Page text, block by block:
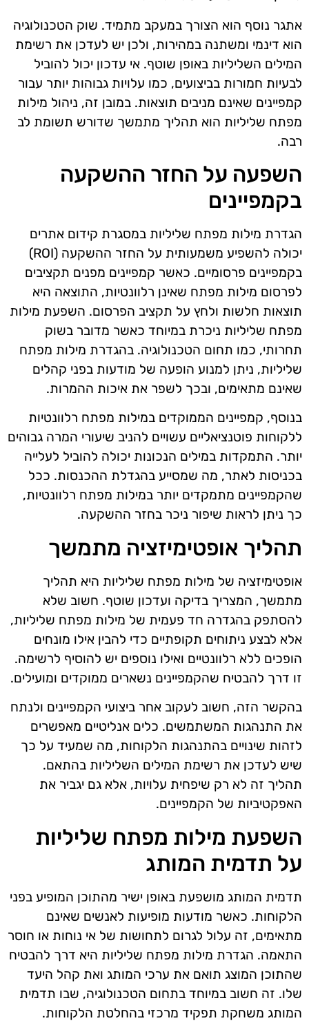
אתגר נוסף הוא הצורך במעקב מתמיד. שוק הטכנולוגיה
הוא דינמי ומשתנה במהירות, ולכן יש לעדכן את רשימת
המילים השליליות באופן שוטף. אי עדכון יכול להוביל
לבעיות חמורות בביצועים, כמו עלויות גבוהות יותר עבור
קמפיינים שאינם מניבים תוצאות. במובן זה, ניהול מילות
מפתח שליליות הוא תהליך מתמשך שדורש תשומת לב
רבה.
השפעה על החזר ההשקעה
בקמפיינים
הגדרת מילות מפתח שליליות במסגרת קידום אתרים
יכולה להשפיע משמעותית על החזר ההשקעה (ROI)
בקמפיינים פרסומיים. כאשר קמפיינים מפנים תקציבים
לפרסום מילות מפתח שאינן רלוונטיות, התוצאה היא
תוצאות חלשות ולחץ על תקציב הפרסום. השפעת מילות
מפתח שליליות ניכרת במיוחד כאשר מדובר בשוק
תחרותי, כמו תחום הטכנולוגיה. בהגדרת מילות מפתח
שליליות, ניתן למנוע הופעה של מודעות בפני קהלים
שאינם מתאימים, ובכך לשפר את איכות ההמרות.
בנוסף, קמפיינים הממוקדים במילות מפתח רלוונטיות
ללקוחות פוטנציאליים עשויים להניב שיעורי המרה גבוהים
יותר. התמקדות במילים הנכונות יכולה להוביל לעלייה
בכניסות לאתר, מה שמסייע בהגדלת ההכנסות. ככל
שהקמפיינים מתמקדים יותר במילות מפתח רלוונטיות,
כך ניתן לראות שיפור ניכר בחזר ההשקעה.
תהליך אופטימיזציה מתמשך
אופטימיזציה של מילות מפתח שליליות היא תהליך
מתמשך, המצריך בדיקה ועדכון שוטף. חשוב שלא
להסתפק בהגדרה חד פעמית של מילות מפתח שליליות,
אלא לבצע ניתוחים תקופתיים כדי להבין אילו מונחים
הופכים ללא רלוונטיים ואילו נוספים יש להוסיף לרשימה.
זו דרך להבטיח שהקמפיינים נשארים ממוקדים ומועילים.
בהקשר הזה, חשוב לעקוב אחר ביצועי הקמפיינים ולנתח
את התנהגות המשתמשים. כלים אנליטיים מאפשרים
לזהות שינויים בהתנהגות הלקוחות, מה שמעיד על כך
שיש לעדכן את רשימת המילים השליליות בהתאם.
תהליך זה לא רק שיפחית עלויות, אלא גם יגביר את
האפקטיביות של הקמפיינים.
השפעת מילות מפתח שליליות
על תדמית המותג
תדמית המותג מושפעת באופן ישיר מהתוכן המופיע בפני
הלקוחות. כאשר מודעות מופיעות לאנשים שאינם
מתאימים, זה עלול לגרום לתחושות של אי נוחות או חוסר
התאמה. הגדרת מילות מפתח שליליות היא דרך להבטיח
שהתוכן המוצג תואם את ערכי המותג ואת קהל היעד
שלו. זה חשוב במיוחד בתחום הטכנולוגיה, שבו תדמית
המותג משחקת תפקיד מרכזי בהחלטת הלקוחות.